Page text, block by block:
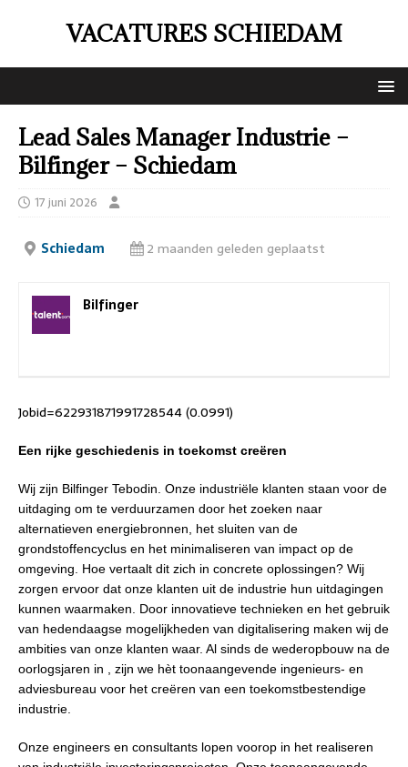
VACATURES SCHIEDAM
Lead Sales Manager Industrie –
Bilfinger – Schiedam
17 juni 2026
Schiedam 2 maanden geleden geplaatst
Bilfinger
Jobid=622931871991728544 (0.0991)
Een rijke geschiedenis in toekomst creëren
Wij zijn Bilfinger Tebodin. Onze industriële klanten staan voor de
uitdaging om te verduurzamen door het zoeken naar
alternatieven energiebronnen, het sluiten van de
grondstoffencyclus en het minimaliseren van impact op de
omgeving. Hoe vertaalt dit zich in concrete oplossingen? Wij
zorgen ervoor dat onze klanten uit de industrie hun uitdagingen
kunnen waarmaken. Door innovatieve technieken en het gebruik
van hedendaagse mogelijkheden van digitalisering maken wij de
ambities van onze klanten waar. Al sinds de wederopbouw na de
oorlogsjaren in , zijn we hèt toonaangevende ingenieurs- en
adviesbureau voor het creëren van een toekomstbestendige
industrie.
Onze engineers en consultants lopen voorop in het realiseren